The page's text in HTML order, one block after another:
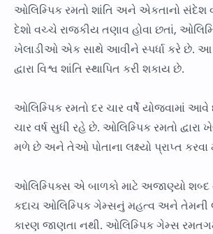
ઓલિમ્પિક રમતો શાંતિ અને એકતાનો સંદેશ
દેશો વચ્ચે રાજકીય તણાવ હોવા છતાં,
ખેલાડીઓ એક સાથે આવીને સ્પર્ધા કરે છે. આ
દ્વારા વિશ્વ શાંતિ સ્થાપિત કરી શકાય છે.
ઓલિમ્પિક રમતો દર ચાર વર્ષે યોજવામાં
ચાર વર્ષ સુધી રહે છે. ઓલિમ્પિક રમતો
મળે છે અને તેઓ પોતાના લક્ષ્યો પ્રાપ્ત કરવા
ઓલિમ્પિક્સ એ બાળકો માટે અજાણ્યો
કદાચ ઓલિમ્પિક ગેમ્સનું મહત્વ અને તેમની
કારણ જાણતા નથી. ઓલિમ્પિક ગેમ્સ